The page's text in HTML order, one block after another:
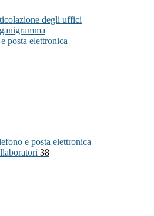
degli uffici
posta elettronica
e posta elettronica
38